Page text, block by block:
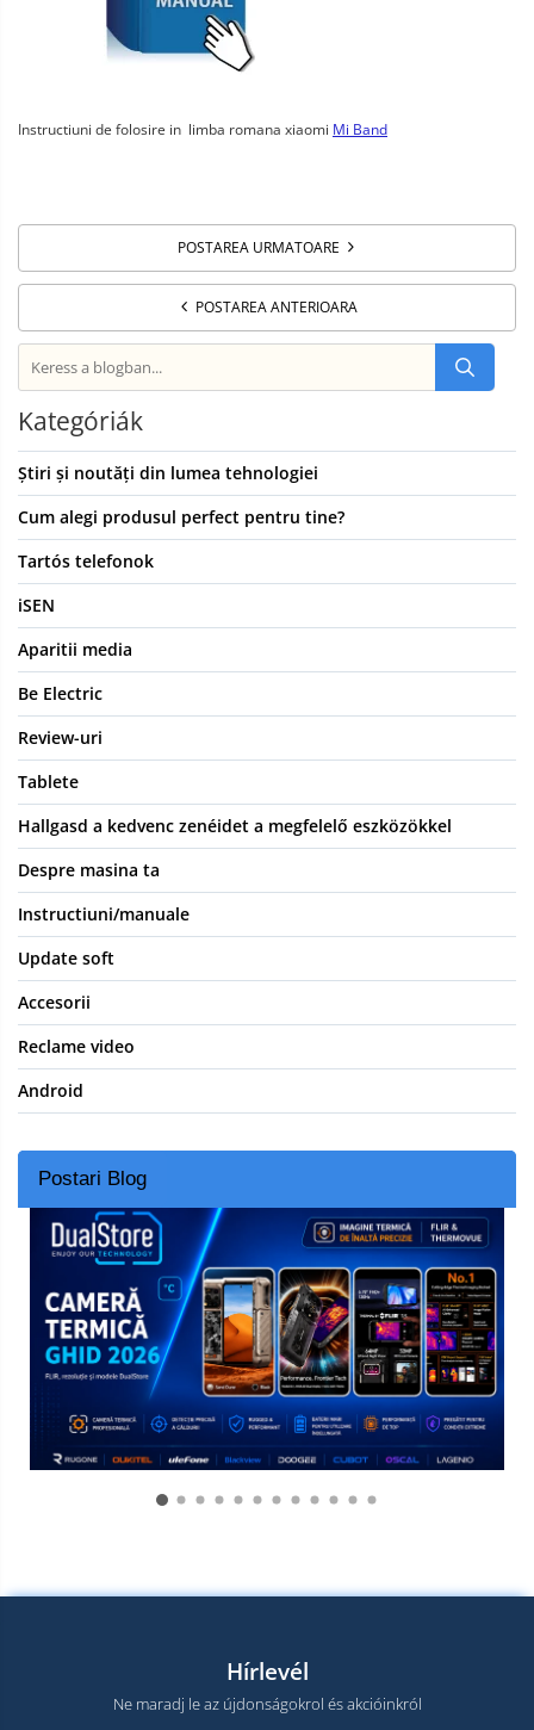
Instructiuni de folosire in limba romana xiaomi Mi Band
POSTAREA URMATOARE
POSTAREA ANTERIOARA
Kategóriák
Știri și noutăți din lumea tehnologiei
Cum alegi produsul perfect pentru tine?
Tartós telefonok
iSEN
Aparitii media
Be Electric
Review-uri
Tablete
Hallgasd a kedvenc zenéidet a megfelelő eszközökkel
Despre masina ta
Instructiuni/manuale
Update soft
Accesorii
Reclame video
Android
Postari Blog
Hírlevél
Ne maradj le az újdonságokrol és akcióinkról